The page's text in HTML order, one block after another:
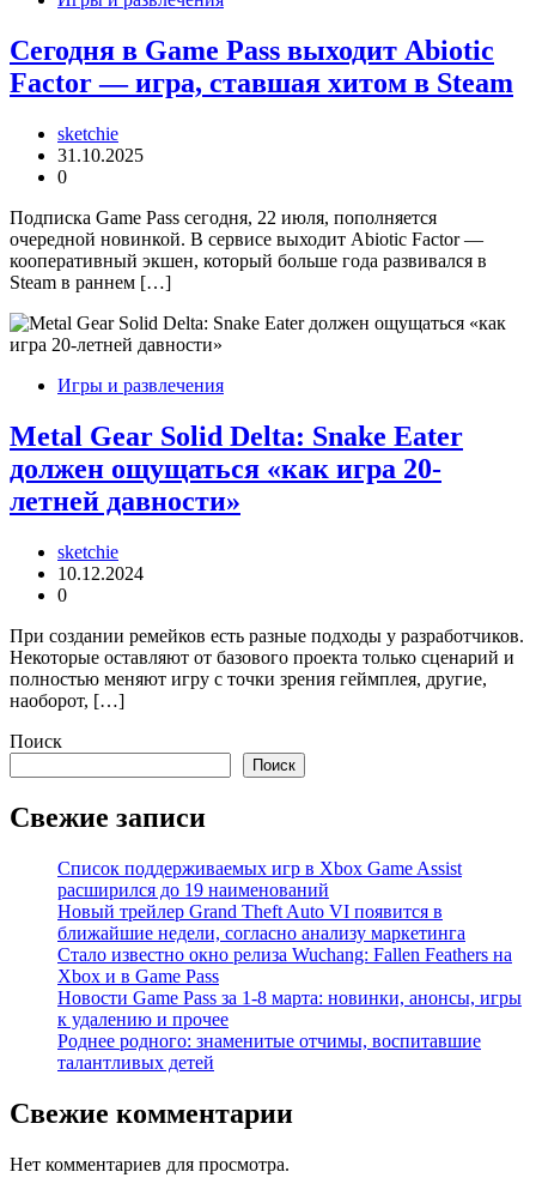
Сегодня в Game Pass выходит Abiotic
Factor — игра, ставшая хитом в Steam
sketchie
31.10.2025
0
Подписка Game Pass сегодня, 22 июля, пополняется
очередной новинкой. В сервисе выходит Abiotic Factor —
кооперативный экшен, который больше года развивался в
Steam в раннем […]
Игры и развлечения
Metal Gear Solid Delta: Snake Eater
должен ощущаться «как игра 20-
летней давности»
sketchie
10.12.2024
0
При создании ремейков есть разные подходы у разработчиков.
Некоторые оставляют от базового проекта только сценарий и
полностью меняют игру с точки зрения геймплея, другие,
наоборот, […]
Поиск
Поиск
Свежие записи
Список поддерживаемых игр в Xbox Game Assist
расширился до 19 наименований
Новый трейлер Grand Theft Auto VI появится в
ближайшие недели, согласно анализу маркетинга
Стало известно окно релиза Wuchang: Fallen Feathers на
Xbox и в Game Pass
Новости Game Pass за 1-8 марта: новинки, анонсы, игры
к удалению и прочее
Роднее родного: знаменитые отчимы, воспитавшие
талантливых детей
Свежие комментарии
Нет комментариев для просмотра.